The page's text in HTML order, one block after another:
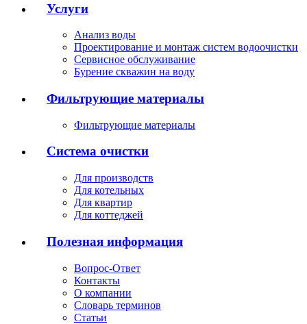
Услуги
Анализ воды
Проектирование и монтаж систем водоочистки
Сервисное обслуживание
Бурение скважин на воду
Фильтрующие материалы
Фильтрующие материалы
Система очистки
Для производств
Для котельных
Для квартир
Для коттеджей
Полезная информация
Вопрос-Ответ
Контакты
О компании
Словарь терминов
Статьи